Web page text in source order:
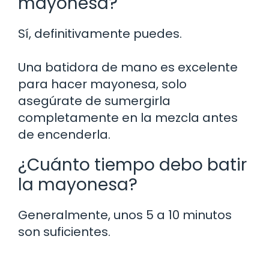
Sí, definitivamente puedes.
Una batidora de mano es excelente
para hacer mayonesa, solo
asegúrate de sumergirla
completamente en la mezcla antes
de encenderla.
¿Cuánto tiempo debo batir
la mayonesa?
Generalmente, unos 5 a 10 minutos
son suficientes.